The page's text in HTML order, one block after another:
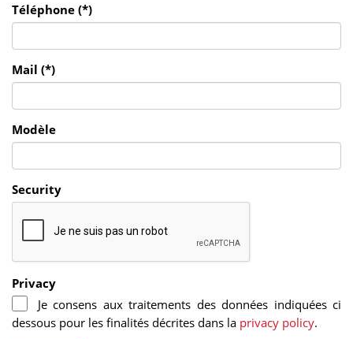
Téléphone (*)
Mail (*)
Modèle
Security
Privacy
Je consens aux traitements des données indiquées ci
dessous pour les finalités décrites dans la privacy policy.